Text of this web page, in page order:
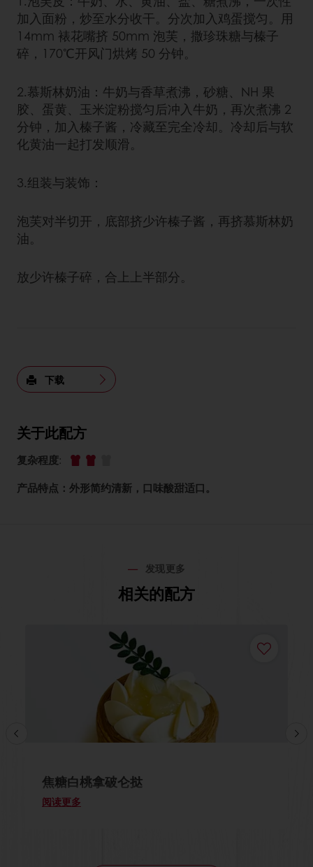
加入面粉，炒至水分收干。分次加入鸡蛋搅匀。用
14mm 裱花嘴挤 50mm 泡芙，撒珍珠糖与榛子
碎，170℃开风门烘烤 50 分钟。
2.慕斯林奶油：牛奶与香草煮沸，砂糖、NH 果
胶、蛋黄、玉米淀粉搅匀后冲入牛奶，再次煮沸 2
分钟，加入榛子酱，冷藏至完全冷却。冷却后与软
化黄油一起打发顺滑。
3.组装与装饰：
泡芙对半切开，底部挤少许榛子酱，再挤慕斯林奶
油。
放少许榛子碎，合上上半部分。
下载
关于此配方
复杂程度:
产品特点：外形简约清新，口味酸甜适口。
发现更多
相关的配方
焦糖白桃拿破仑挞
阅读更多